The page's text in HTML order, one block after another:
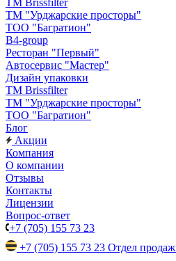
TM Brissfilter
ТМ "Урджарские просторы"
ТОО "Багратион"
B4-group
Ресторан "Первый"
Автосервис "Мастер"
Дизайн упаковки
TM Brissfilter
ТМ "Урджарские просторы"
ТОО "Багратион"
Блог
Акции
Компания
О компании
Отзывы
Контакты
Лицензии
Вопрос-ответ
+7 (705) 155 73 23
+7 (705) 155 73 23 Отдел продаж